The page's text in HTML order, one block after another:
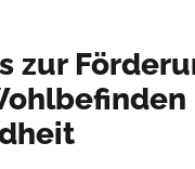
zur